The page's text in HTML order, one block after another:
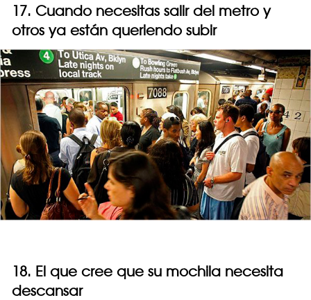
17. Cuando necesitas salir del metro y
otros ya están queriendo subir
18. El que cree que su mochila necesita
descansar